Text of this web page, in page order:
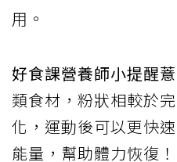
用。
好食課營養師小提醒薏
類食材，粉狀相較於
化，運動後可以更快
能量，幫助體力恢復！